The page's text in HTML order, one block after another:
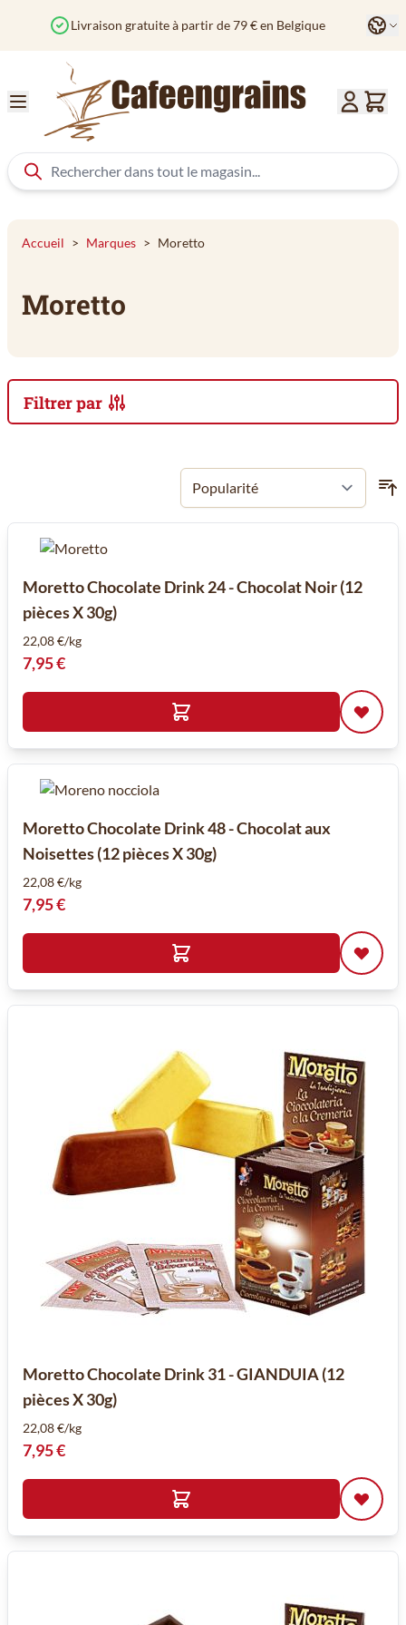
Commandé avant 12h? Expédié aujourd'hui
Accueil > Marques > Moretto
Moretto
Filtrer par
Moretto Chocolate Drink 24 - Chocolat Noir (12
pièces X 30g)
22,08 €/kg
7,95 €
Moretto Chocolate Drink 48 - Chocolat aux
Noisettes (12 pièces X 30g)
22,08 €/kg
7,95 €
Moretto Chocolate Drink 31 - GIANDUIA (12
pièces X 30g)
22,08 €/kg
7,95 €